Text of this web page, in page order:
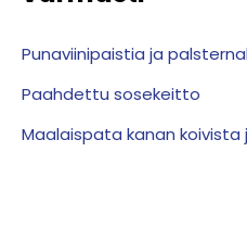
Punaviinipaistia ja
Paahdettu sosekeitto
Maalaispata kanan koivista